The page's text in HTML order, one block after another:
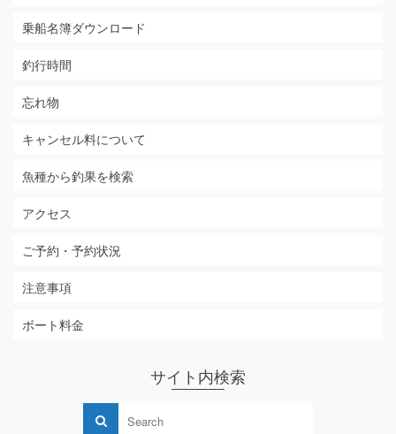
乗船名簿ダウンロード
釣行時間
忘れ物
キャンセル料について
魚種から釣果を検索
アクセス
ご予約・予約状況
注意事項
ボート料金
サイト内検索